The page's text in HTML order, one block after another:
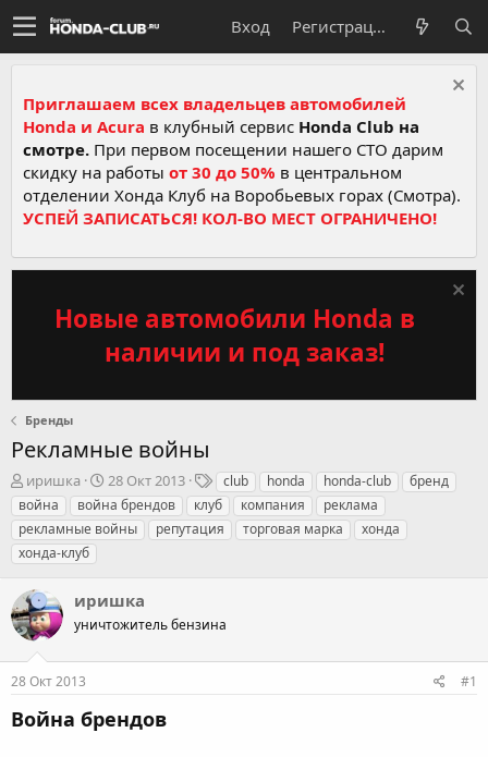
Вход Регистрация
Приглашаем всех владельцев автомобилей
Honda и Acura в клубный сервис Honda Club на
смотре. При первом посещении нашего СТО дарим
скидку на работы от 30 до 50% в центральном
отделении Хонда Клуб на Воробьевых горах (Смотра).
УСПЕЙ ЗАПИСАТЬСЯ! КОЛ-ВО МЕСТ ОГРАНИЧЕНО!
Новые автомобили Honda в
наличии и под заказ!
Бренды
Рекламные войны
А
в
т
о
р
е
м
ы
иришка
Д
а
т
а
ч
28 Окт 2013
Т
е
г
и
club honda honda-club
бренд
война
война брендов клуб компания
реклама
рекламные войны
репутация торговая марка
хонда
хонда-клуб
иришка
уничтожитель бензина
28 Окт 2013 #1
Война брендов